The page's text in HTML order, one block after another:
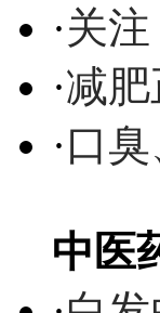
·关
·减
·口
中医